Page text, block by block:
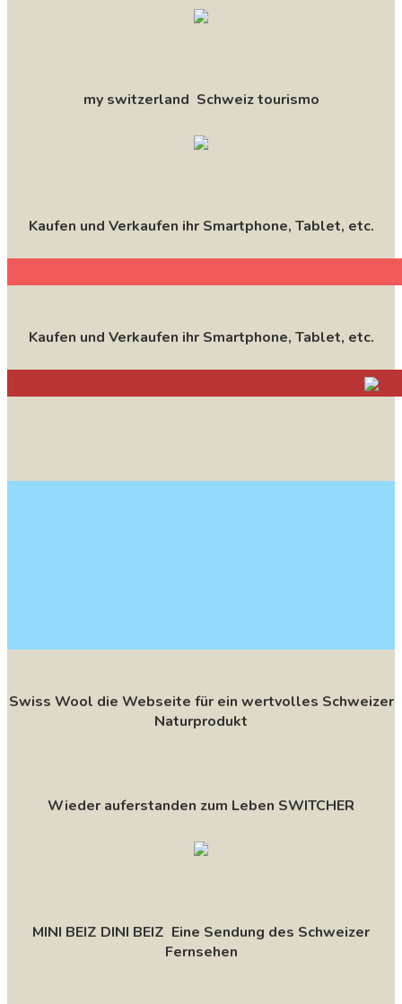
my switzerland Schweiz tourismo
Kaufen und Verkaufen ihr Smartphone, Tablet, etc.
Kaufen und Verkaufen ihr Smartphone, Tablet, etc.
Swiss Wool die Webseite für ein wertvolles Schweizer
Naturprodukt
Wieder auferstanden zum Leben SWITCHER
MINI BEIZ DINI BEIZ Eine Sendung des Schweizer
Fernsehen